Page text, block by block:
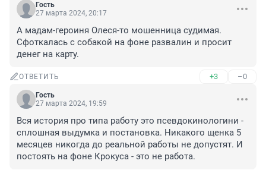
Гость
27 марта 2024, 20:17
А мадам-героиня Олеся-то мошенница судимая.
Сфоткалась с собакой на фоне развалин и просит
денег на карту.
ОТВЕТИТЬ +3 –0
Гость
27 марта 2024, 19:59
Вся история про типа работу это псевдокинологини -
сплошная выдумка и постановка. Никакого щенка 5
месяцев никогда до реальной работы не допустят. И
постоять на фоне Крокуса - это не работа.